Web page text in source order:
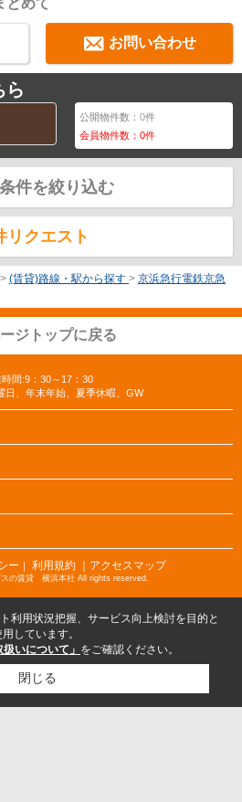
とめて
お問い合わせ
ら
公開物件数：0件
会員物件数：0件
件を絞り込む
リクエスト
> (賃貸)路線・駅から探す > 京浜急行電鉄京急
ジトップに戻る
間:9：30～17：30
日、年末年始、夏季休暇、GW
ー ｜ 利用規約 ｜アクセスマップ
の賃貸 横浜本社 All rights reserved.
利用状況把握、サービス向上検討を目的と
しています。
扱いについて」 をご確認ください。
閉じる